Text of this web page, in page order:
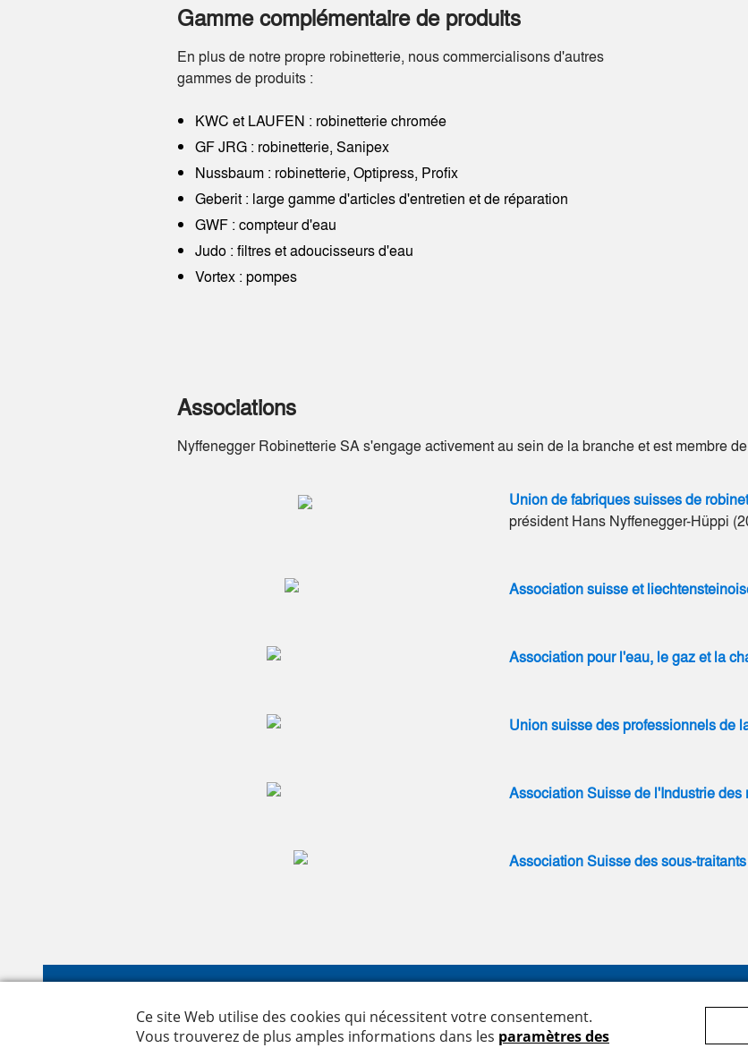
Gamme complémentaire de produits
En plus de notre propre robinetterie, nous commercialisons d'autres
gammes de produits :
KWC et LAUFEN : robinetterie chromée
GF JRG : robinetterie, Sanipex
Nussbaum : robinetterie, Optipress, Profix
Geberit : large gamme d'articles d'entretien et de réparation
GWF : compteur d'eau
Judo : filtres et adoucisseurs d'eau
Vortex : pompes
Associations
Nyffenegger Robinetterie SA s'engage activement au sein de la branche et est membre
Union de fabriques suisses de
président Hans Nyffenegger-Hüppi
Association suisse et
Association pour l'eau, le gaz et la
Union suisse des professionnels de
Association Suisse de l'Industrie
Association Suisse des sous-
Nyffenegger Armaturen AG
Leutschenbachstrasse 38
Conditions générales